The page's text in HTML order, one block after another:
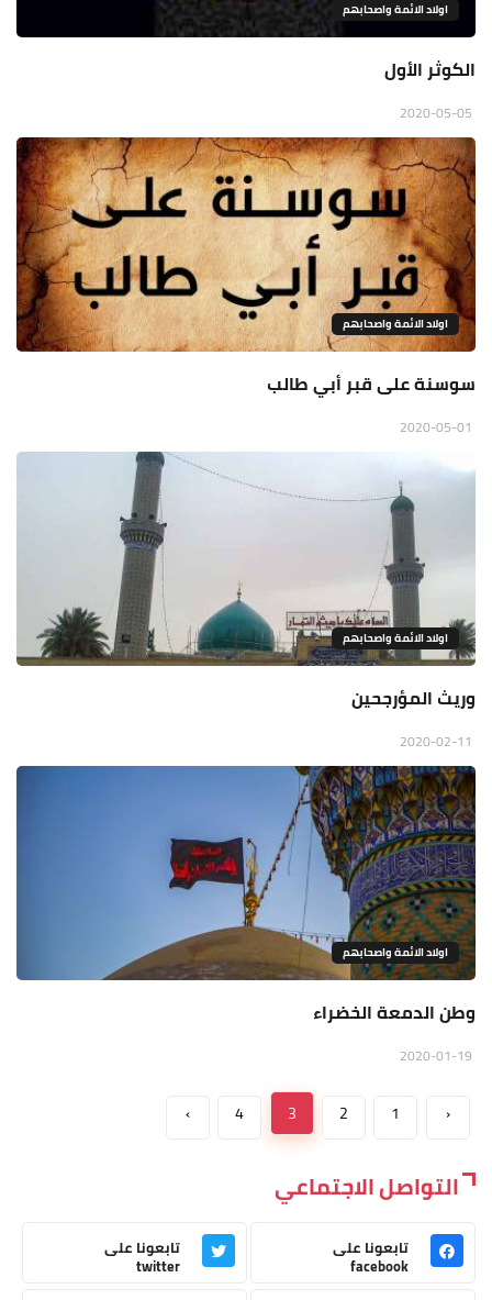
اولاد الائمة واصحابهم
الكوثر الأول
اولاد الائمة واصحابهم
سوسنة على قبر أبي طالب
اولاد الائمة واصحابهم
وريث المؤرجحين
اولاد الائمة واصحابهم
وطن الدمعة الخضراء
‹
1
2
3
4
›
التواصل الاجتماعي
تابعونا على
facebook
تابعونا على
twitter